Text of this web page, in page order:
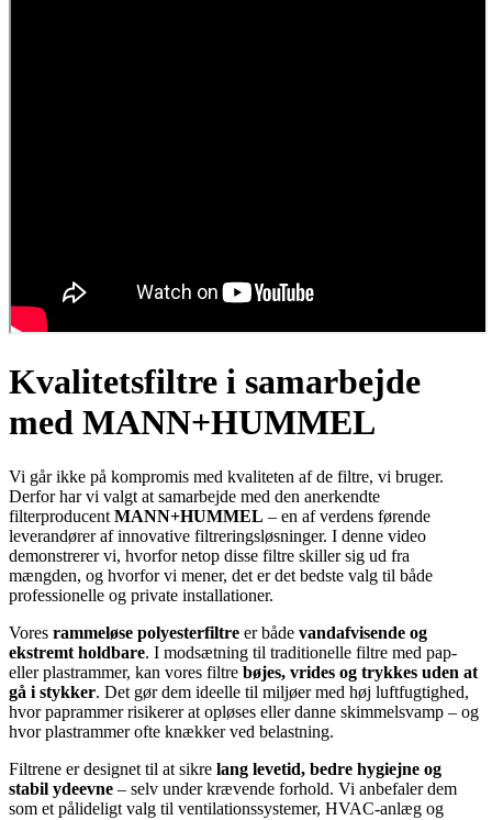
Kvalitetsfiltre i samarbejde
med MANN+HUMMEL
Vi går ikke på kompromis med kvaliteten af de filtre, vi bruger.
Derfor har vi valgt at samarbejde med den anerkendte
filterproducent MANN+HUMMEL – en af verdens førende
leverandører af innovative filtreringsløsninger. I denne video
demonstrerer vi, hvorfor netop disse filtre skiller sig ud fra
mængden, og hvorfor vi mener, det er det bedste valg til både
professionelle og private installationer.
Vores rammeløse polyesterfiltre er både vandafvisende og
ekstremt holdbare. I modsætning til traditionelle filtre med pap-
eller plastrammer, kan vores filtre bøjes, vrides og trykkes uden at
gå i stykker. Det gør dem ideelle til miljøer med høj luftfugtighed,
hvor paprammer risikerer at opløses eller danne skimmelsvamp – og
hvor plastrammer ofte knækker ved belastning.
Filtrene er designet til at sikre lang levetid, bedre hygiejne og
stabil ydeevne – selv under krævende forhold. Vi anbefaler dem
som et pålideligt valg til ventilationssystemer, HVAC-anlæg og